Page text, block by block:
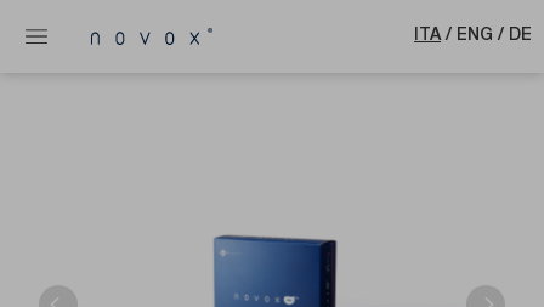
ITA/ ENG / DE